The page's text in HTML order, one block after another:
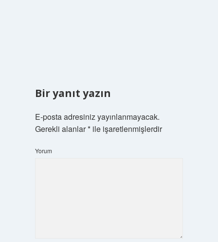
Bir yanıt yazın
E-posta adresiniz yayınlanmayacak.
Gerekli alanlar*ile işaretlenmişlerdir
Yorum